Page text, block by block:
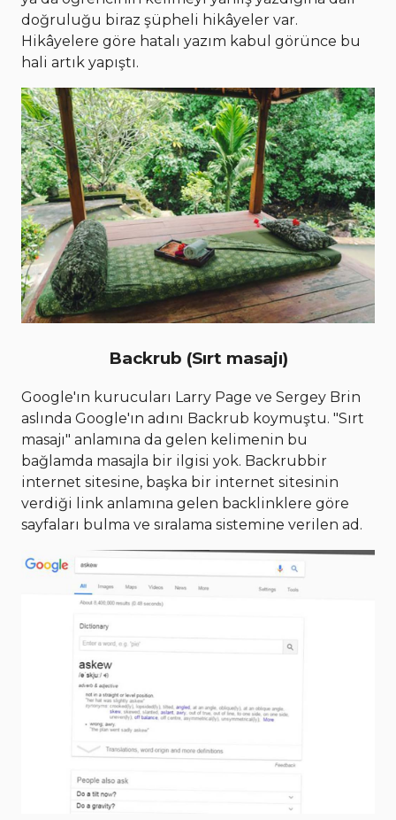
doğruluğu biraz şüpheli hikâyeler var.
Hikâyelere göre hatalı yazım kabul görünce bu
hali artık yapıştı.
Backrub (Sırt masajı)
Google'ın kurucuları Larry Page ve Sergey Brin
aslında Google'ın adını Backrub koymuştu. "Sırt
masajı" anlamına da gelen kelimenin bu
bağlamda masajla bir ilgisi yok. Backrubbir
internet sitesine, başka bir internet sitesinin
verdiği link anlamına gelen backlinklere göre
sayfaları bulma ve sıralama sistemine verilen ad.